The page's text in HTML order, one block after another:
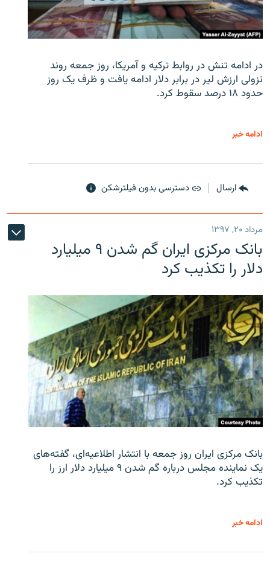
در ادامه تنش در روابط ترکیه و آمریکا، روز جمعه روند
نزولی ارزش لیر در برابر دلار ادامه یافت و ظرف یک روز
حدود ۱۸ درصد سقوط کرد.
ادامه خبر
ارسال دسترسی بدون فیلترشکن
مرداد ۲۰, ۱۳۹۷
بانک مرکزی ایران گم شدن ۹ میلیارد
دلار را تکذیب کرد
بانک مرکزی ایران روز جمعه با انتشار اطلاعیه‌ای، گفته‌های
یک نماینده مجلس درباره گم شدن ۹ میلیارد دلار ارز را
تکذیب کرد.
ادامه خبر